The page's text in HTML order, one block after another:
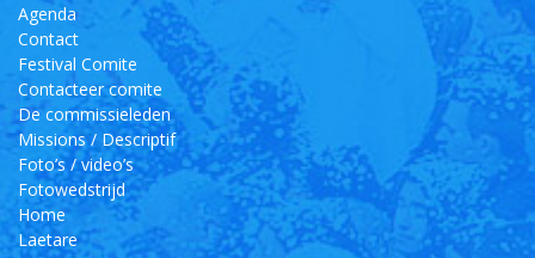
Agenda
Contact
Festival Comite
Contacteer comite
De commissieleden
Missions / Descriptif
Foto’s / video’s
Fotowedstrijd
Home
Laetare